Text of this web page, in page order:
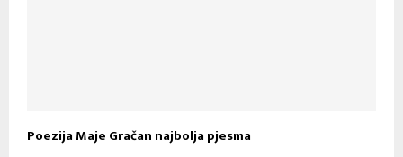
Poezija Maje Gračan najbolja pjesma